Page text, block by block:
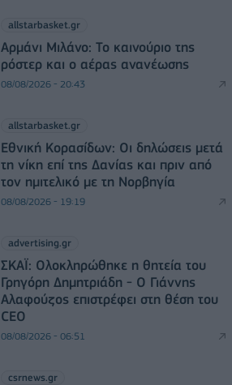
allstarbasket.gr
Αρμάνι Μιλάνο: Το καινούριο της
ρόστερ και ο αέρας ανανέωσης
08/08/2026 - 20:43
allstarbasket.gr
Εθνική Κορασίδων: Οι δηλώσεις μετά
τη νίκη επί της Δανίας και πριν από
τον ημιτελικό με τη Νορβηγία
08/08/2026 - 19:19
advertising.gr
ΣΚΑΪ: Ολοκληρώθηκε η θητεία του
Γρηγόρη Δημητριάδη - Ο Γιάννης
Αλαφούζος επιστρέφει στη θέση του
CEO
08/08/2026 - 06:51
csrnews.gr